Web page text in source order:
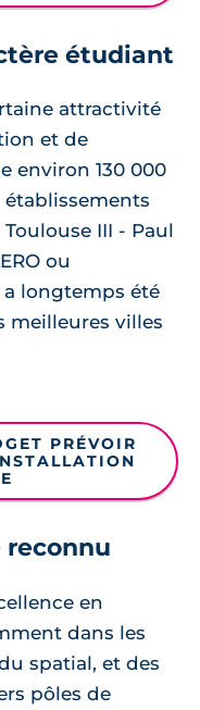
étudiant
attractivité
et de
environ 130 000
III - Paul
ou
a longtemps été
meilleures villes
PRÉVOIR
reconnu
en
dans les
spatial, et des
pôles de